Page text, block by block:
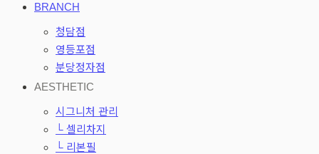
BRANCH
청담점
영등포점
분당정자점
AESTHETIC
시그니처 관리
└ 셀리차지
└ 리본필